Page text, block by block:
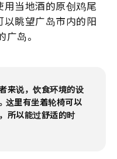
用当地酒的原创鸡尾
以眺望广岛市内的阳
岛。
来说，饮食环境的设
这里有坐着轮椅可以
所以能过舒适的时